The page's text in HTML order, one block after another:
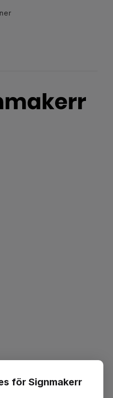
för Signmakerr